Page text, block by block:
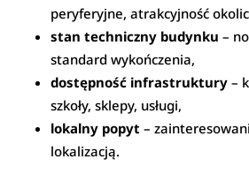
peryferyjne, atrakcyjność
stan techniczny budynku –
standard wykończenia,
dostępność infrastruktury –
szkoły, sklepy, usługi,
lokalny popyt –
lokalizacją.